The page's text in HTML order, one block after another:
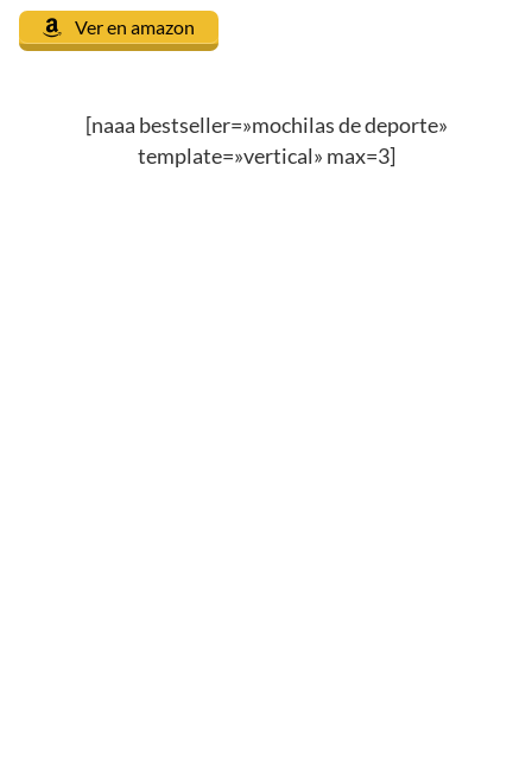
Ver en amazon
[naaa bestseller=»mochilas de deporte»
template=»vertical» max=3]